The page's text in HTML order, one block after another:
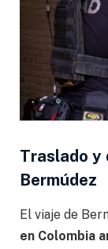
Traslado y
Bermúdez
El viaje de
en Colombia